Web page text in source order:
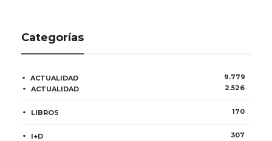
Categorías
ACTUALIDAD
9.779
ACTUALIDAD
2.526
LIBROS 170
I+D 307